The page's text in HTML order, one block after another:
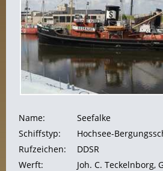
Name:
Seefalke
Schiffstyp:
Hochsee-
Rufzeichen:
DDSR
Werft:
Joh. C. Teckelnborg,